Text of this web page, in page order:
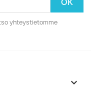
yhteystietomme
